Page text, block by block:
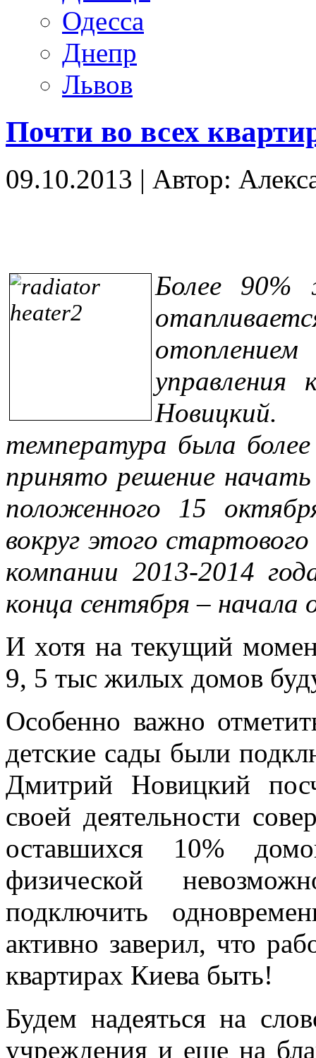
Одесса
Днепр
Львов
Почти во всех
09.10.2013 | Автор:
Более 90%
управления
Новицкий.
температура была
принято решение
положенного 15
вокруг этого
компании 2013-2014
конца сентября – начала
И хотя на текущий
9, 5 тыс жилых домов
Особенно важно
детские сады были
Дмитрий Новицкий
своей деятельности
оставшихся 10%
физической
подключить
активно заверил, что
квартирах Киева быть!
Будем надеяться на
учреждения и еще на